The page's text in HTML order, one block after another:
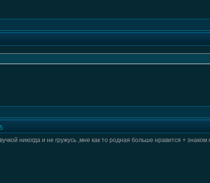
5
никогда и не гружусь ,мне как то родная больше нравится + знаком